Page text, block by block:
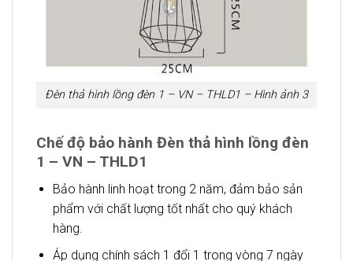
Đèn thả hình lồng đèn 1 – VN – THLD1 – Hình ảnh 3
Chế độ bảo hành Đèn thả hình lồng đèn
1 – VN – THLD1
Bảo hành linh hoạt trong 2 năm, đảm bảo sản
phẩm với chất lượng tốt nhất cho quý khách
hàng.
Áp dụng chính sách 1 đổi 1 trong vòng 7 ngày